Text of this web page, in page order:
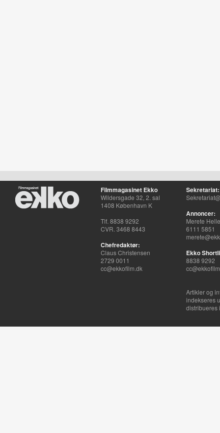
Filmmagasinet Ekko
Wildersgade 32, 2. sal
1408 København K
Tlf. 8838 9292
CVR. 3468 8443
Chefredaktør:
Claus Christensen
2729 0011
cc@ekkofilm.dk
Sekretariat:
Annoncer:
Merete
6111 5851
Ekko
8838 9292
Artikler og
indekseres
distribueres